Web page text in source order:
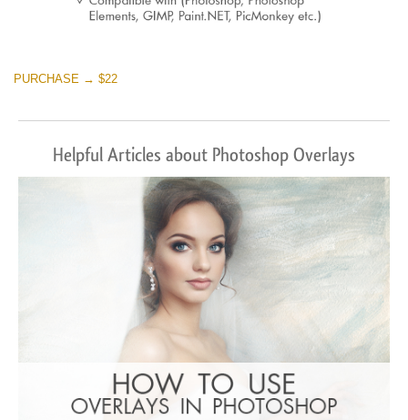
PURCHASE → $22
Helpful Articles about Photoshop Overlays